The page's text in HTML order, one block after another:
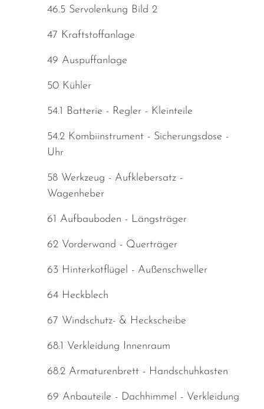
46.5 Servolenkung Bild 2
47 Kraftstoffanlage
49 Auspuffanlage
50 Kühler
54.1 Batterie - Regler - Kleinteile
54.2 Kombiinstrument - Sicherungsdose -
Uhr
58 Werkzeug - Aufklebersatz -
Wagenheber
61 Aufbauboden - Längsträger
62 Vorderwand - Querträger
63 Hinterkotflügel - Außenschweller
64 Heckblech
67 Windschutz- & Heckscheibe
68.1 Verkleidung Innenraum
68.2 Armaturenbrett - Handschuhkasten
69 Anbauteile - Dachhimmel - Verkleidung